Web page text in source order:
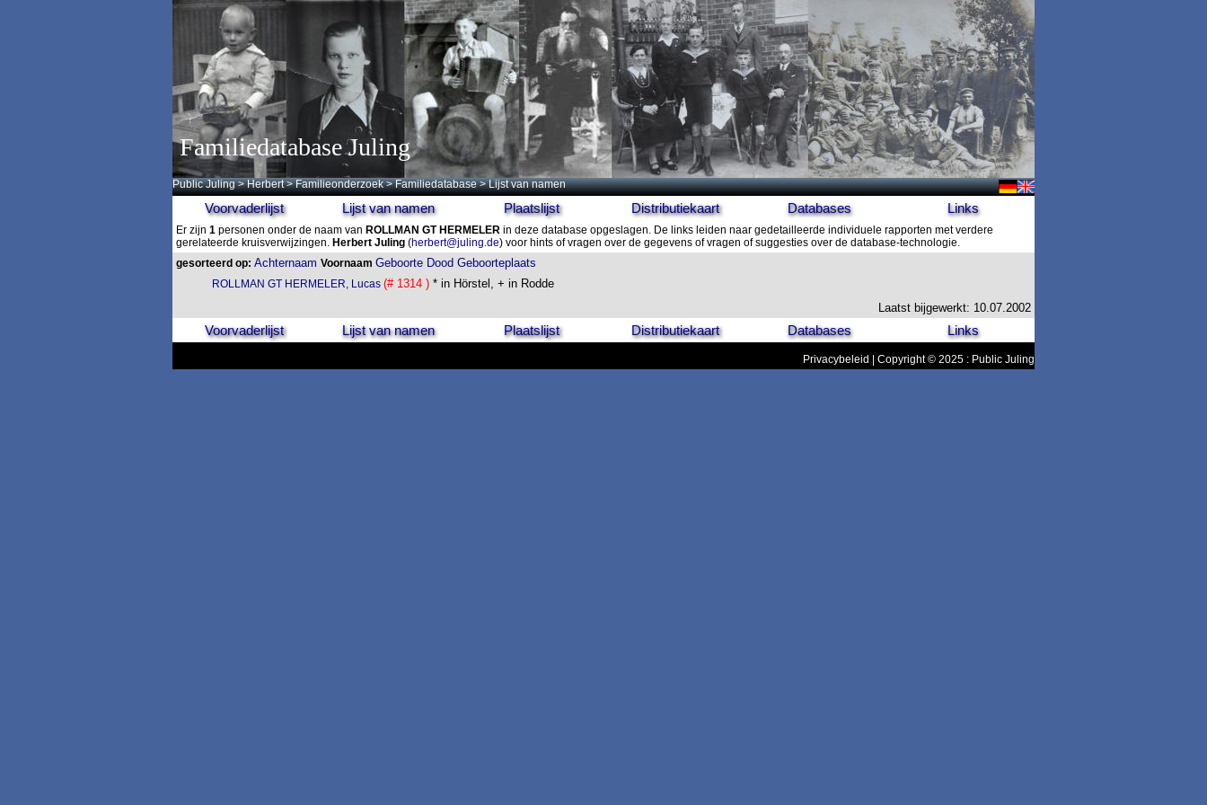
Familiedatabase Juling
Public Juling >Herbert >Familieonderzoek >Familiedatabase > Lijst van namen
Voorvaderlijst Lijst van namen Plaatslijst Distributiekaart Databases Links
Er zijn 1 personen onder de naam van ROLLMAN GT HERMELER in deze database opgeslagen. De links leiden naar gedetailleerde individuele rapporten met verdere
gerelateerde kruisverwijzingen. Herbert Juling (herbert@juling.de) voor hints of vragen over de gegevens of vragen of suggesties over de database-technologie.
gesorteerd op: Achternaam Voornaam Geboorte Dood Geboorteplaats
ROLLMAN GT HERMELER, Lucas (# 1314 ) * in Hörstel, + in Rodde
Laatst bijgewerkt: 10.07.2002
Voorvaderlijst Lijst van namen Plaatslijst Distributiekaart Databases Links
Privacybeleid | Copyright © 2025 : Public Juling